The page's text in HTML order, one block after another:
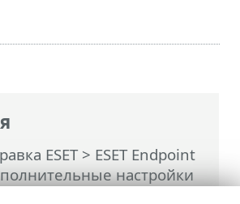
ESET> ESET Endpoint
настройки